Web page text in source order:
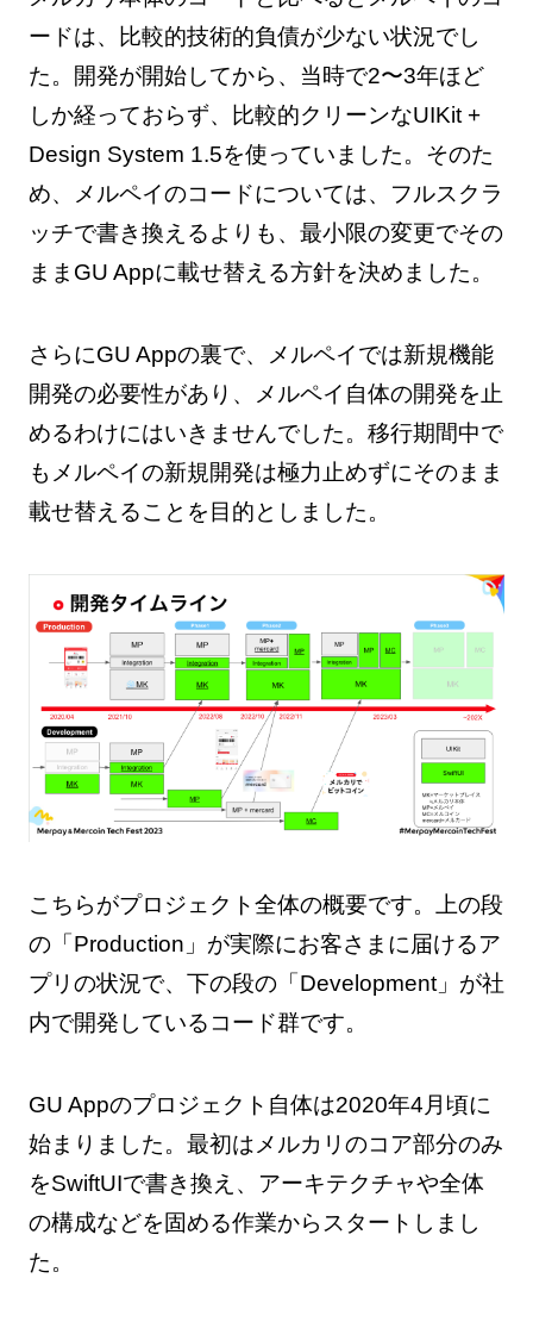
ードは、比較的技術的負債が少ない状況でし
た。開発が開始してから、当時で2〜3年ほど
しか経っておらず、比較的クリーンなUIKit +
Design System 1.5を使っていました。そのた
め、メルペイのコードについては、フルスクラ
ッチで書き換えるよりも、最小限の変更でその
ままGU Appに載せ替える方針を決めました。
さらにGU Appの裏で、メルペイでは新規機能
開発の必要性があり、メルペイ自体の開発を止
めるわけにはいきませんでした。移行期間中で
もメルペイの新規開発は極力止めずにそのまま
載せ替えることを目的としました。
こちらがプロジェクト全体の概要です。上の段
の「Production」が実際にお客さまに届けるア
プリの状況で、下の段の「Development」が社
内で開発しているコード群です。
GU Appのプロジェクト自体は2020年4月頃に
始まりました。最初はメルカリのコア部分のみ
をSwiftUIで書き換え、アーキテクチャや全体
の構成などを固める作業からスタートしまし
た。